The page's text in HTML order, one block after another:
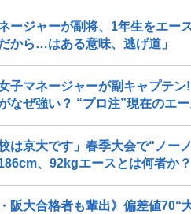
ージャーが副将、1年生をエ
から…はある意味、逃げ道」
子マネージャーが副キャプテ
なぜ強い？ “プロ注”現在のエ
は京大です」春季大会で“ノ
、92kgエースとは何者か？
阪大合格者も輩出》偏差値